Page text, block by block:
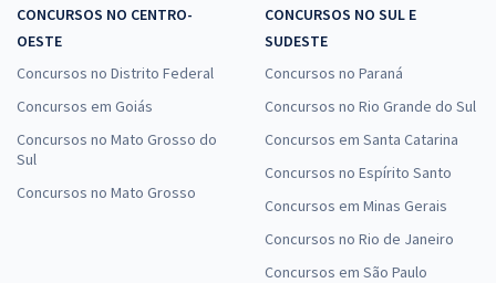
CONCURSOS NO CENTRO-
OESTE
Concursos no Distrito Federal
Concursos em Goiás
Concursos no Mato Grosso do
Sul
Concursos no Mato Grosso
CONCURSOS NO SUL E
SUDESTE
Concursos no Paraná
Concursos no Rio Grande do Sul
Concursos em Santa Catarina
Concursos no Espírito Santo
Concursos em Minas Gerais
Concursos no Rio de Janeiro
Concursos em São Paulo